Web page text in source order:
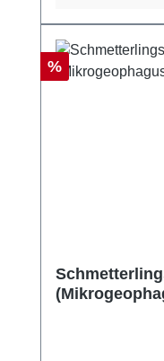
Rabatt
%